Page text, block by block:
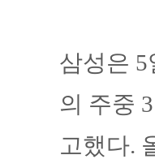
삼성은
의 주중
고했다.